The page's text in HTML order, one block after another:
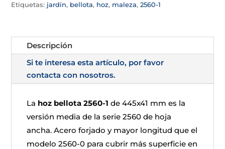
Etiquetas: jardín, bellota, hoz, maleza,2560-1
Descripción
Si te interesa esta artículo, por favor
contacta con nosotros.
La hoz bellota 2560-1 de 445x41 mm es la
versión media de la serie 2560 de hoja
ancha. Acero forjado y mayor longitud que el
modelo 2560-0 para cubrir más superficie en